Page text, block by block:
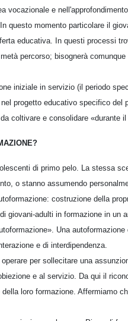
vocazionale e
questo momento particolare il
educativa. In questi processi
percorso; bisognerà
iniziale in servizio (il periodo
progetto educativo specifico
coltivare e consolidare «durante
di primo pelo. La stessa
o stanno assumendo
costruzione della
giovani-adulti in formazione in
Una
e di interdipendenza.
per sollecitare una
e al servizio. Da qui il
loro formazione. Affermiamo